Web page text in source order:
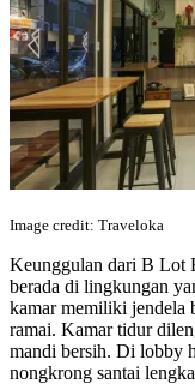
Image credit: Traveloka
Keunggulan dari B Lot
berada di lingkungan
kamar memiliki jendela
ramai. Kamar tidur
mandi bersih. Di lobby
nongkrong santai